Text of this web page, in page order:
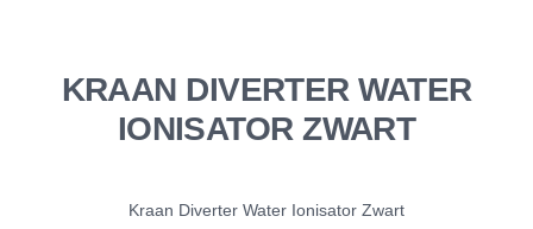
KRAAN DIVERTER WATER
IONISATOR ZWART
Kraan Diverter Water Ionisator Zwart